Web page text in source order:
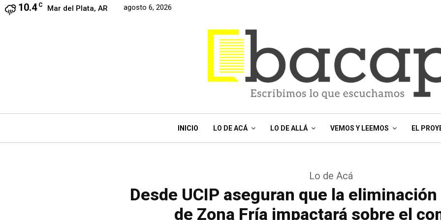
10.4 C Mar del Plata, AR agosto 6, 2026
INICIO LO DE ACÁ LO DE ALLÁ VEMOS Y LEEMOS EL
Lo de Acá
Desde UCIP aseguran que la
de Zona Fría impactará sobre el